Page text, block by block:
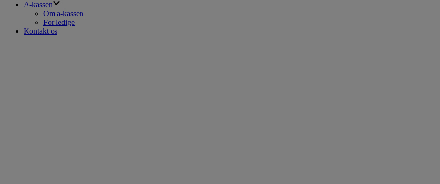
A-kassen
Om a-kassen
For ledige
Kontakt os